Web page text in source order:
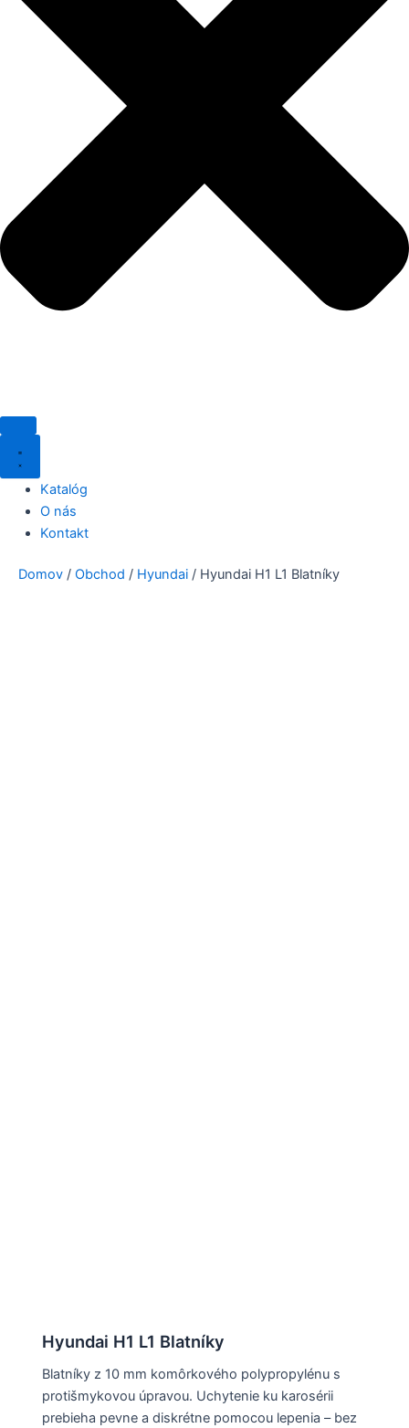
Katalóg
O nás
Kontakt
Domov / Obchod / Hyundai / Hyundai H1 L1 Blatníky
Hyundai H1 L1 Blatníky
Blatníky z 10 mm komôrkového polypropylénu s
protišmykovou úpravou. Uchytenie ku karosérii
prebieha pevne a diskrétne pomocou lepenia – bez